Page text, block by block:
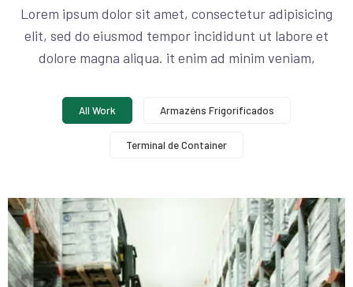
Lorem ipsum dolor sit amet, consectetur adipisicing
elit, sed do eiusmod tempor incididunt ut labore et
dolore magna aliqua. it enim ad minim veniam,
All Work Armazéns Frigorificados
Terminal de Container